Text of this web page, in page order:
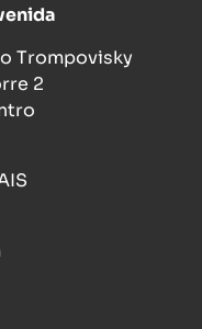
Trompovisky
2